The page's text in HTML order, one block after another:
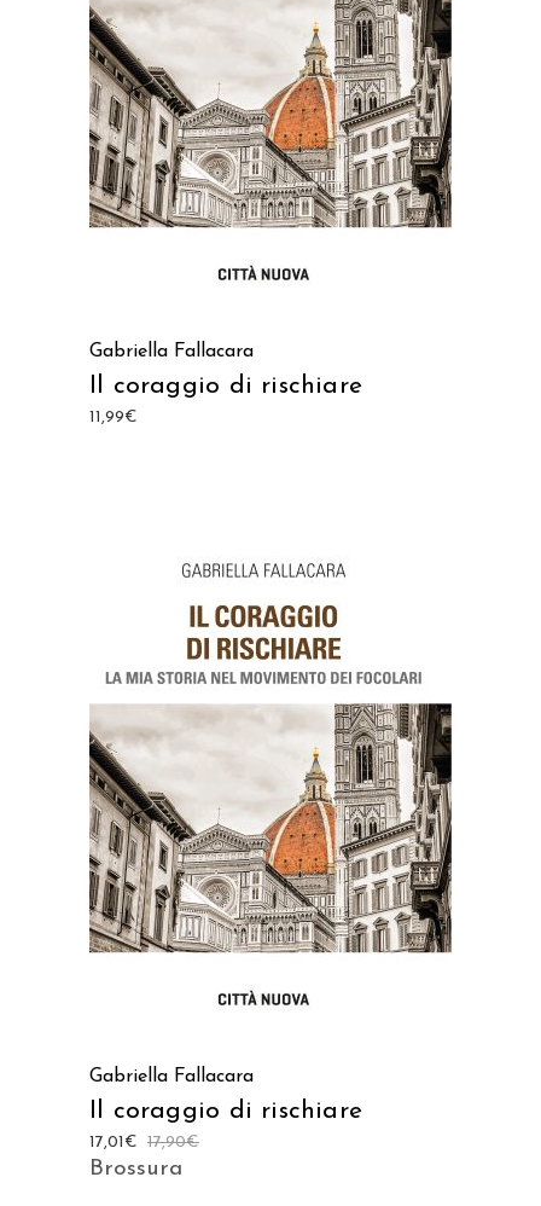
AGGIUNGI AL CARRELLO
Gabriella Fallacara
Il coraggio di rischiare
11,99€
AGGIUNGI AL CARRELLO
Gabriella Fallacara
Il coraggio di rischiare
17,90€
17,01 €
Brossura